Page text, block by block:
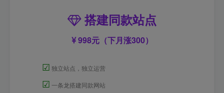
搭建同款站点
998元（下月涨300）
☑ 独立站点，独立运营
☑ 一条龙搭建同款网站